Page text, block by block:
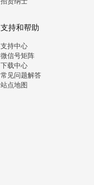
支持和帮助
支持中心
微信号矩阵
下载中心
常见问题解答
站点地图